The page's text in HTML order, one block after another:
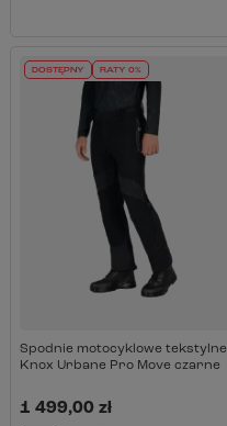
DOSTĘPNY RATY 0%
Spodnie motocyklowe tekstylne
Knox Urbane Pro Move czarne
1 499,00 zł